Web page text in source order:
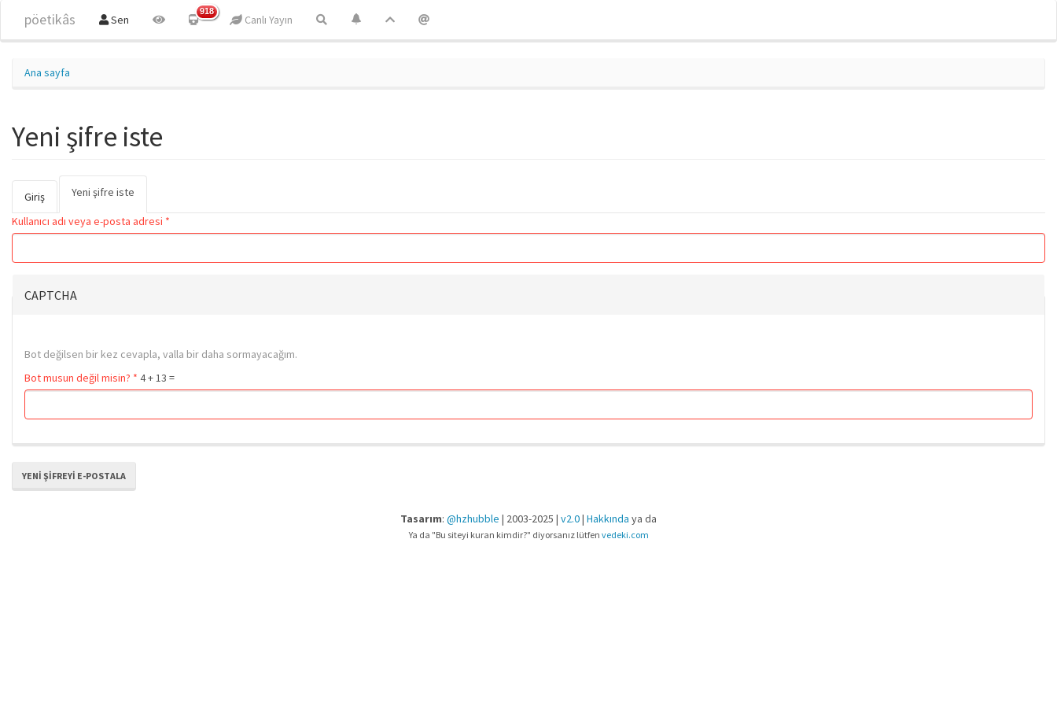
pöetikâs Sen
918
Canlı Yayın
Ana sayfa
Yeni şifre iste
Birincil sekmeler
Giriş Yeni şifre iste
Kullanıcı adı veya e-posta adresi *
CAPTCHA
Bot değilsen bir kez cevapla, valla bir daha sormayacağım.
Bot musun değil misin? * 4 + 13 =
YENI ŞIFREYI E-POSTALA
Tasarım: @hzhubble | 2003-2025 | v2.0| Hakkında ya da
Ya da "Bu siteyi kuran kimdir?" diyorsanız lütfen vedeki.com